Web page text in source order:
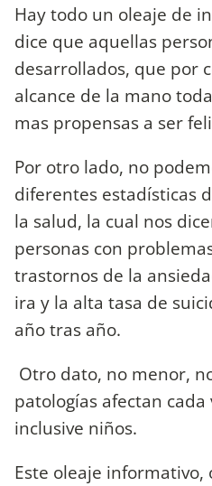
Hay todo un oleaje de
dice que aquellas
desarrollados, que por
alcance de la mano
mas propensas a ser
Por otro lado, no
diferentes estadísticas
la salud, la cual nos
personas con
trastornos de la
ira y la alta tasa de
año tras año.
Otro dato, no menor,
patologías afectan cada
inclusive niños.
Este oleaje